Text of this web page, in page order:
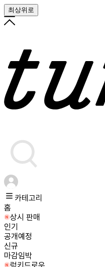
최상위로
카테고리
홈
상시 판매
인기
공개예정
신규
마감임박